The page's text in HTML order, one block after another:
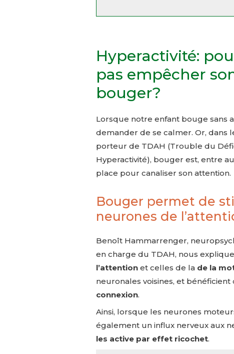
Hyperactivité:
pas empêcher
bouger?
Lorsque notre enfant bouge sans
demander de se calmer. Or, dans
porteur de TDAH (Trouble du
Hyperactivité), bouger est, entre
place pour canaliser son attention.
Bouger permet de
neurones de
Benoît Hammarrenger,
en charge du TDAH, nous
l’attention et celles de la de la
neuronales voisines, et bénéficient
connexion.
Ainsi, lorsque les neurones
également un influx nerveux aux
les active par effet ricochet.